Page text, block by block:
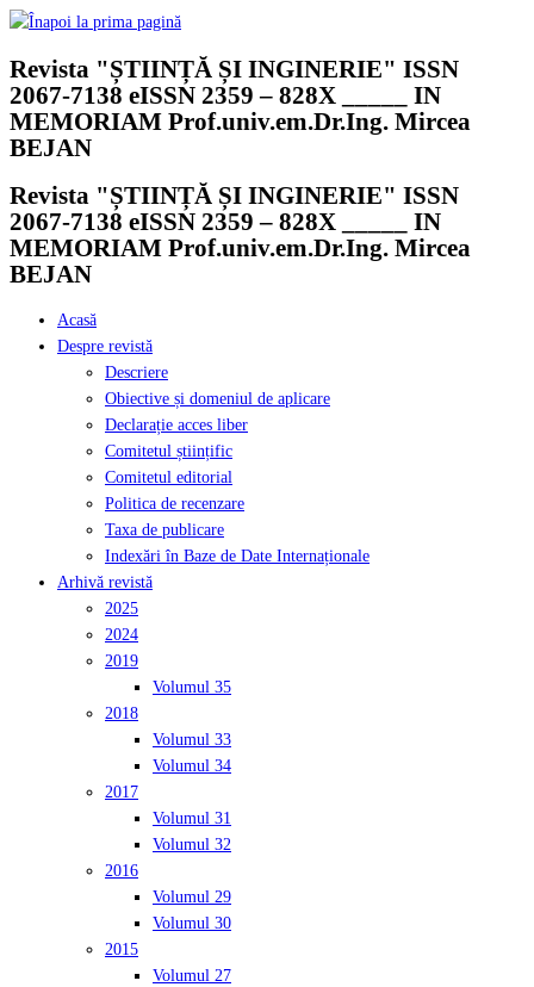
Skip
content
Revista "ȘTIINȚĂ ȘI INGINERIE" ISSN
2067-7138 eISSN 2359 – 828X _____ IN
MEMORIAM Prof.univ.em.Dr.Ing. Mircea
BEJAN
Revista "ȘTIINȚĂ ȘI INGINERIE" ISSN
2067-7138 eISSN 2359 – 828X _____ IN
MEMORIAM Prof.univ.em.Dr.Ing. Mircea
BEJAN
Acasă
Despre revistă
Descriere
Obiective și domeniul de aplicare
Declarație acces liber
Comitetul științific
Comitetul editorial
Politica de recenzare
Taxa de publicare
Indexări în Baze de Date Internaționale
Arhivă revistă
2025
2024
2019
Volumul 35
2018
Volumul 33
Volumul 34
2017
Volumul 31
Volumul 32
2016
Volumul 29
Volumul 30
2015
Volumul 27